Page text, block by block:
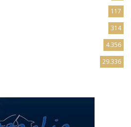
117
314
4.356
29.336